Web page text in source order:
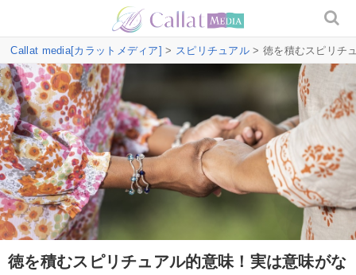
Callat media[カラットメディア] > スピリチュアル > 徳を積むスピリチ
徳を積むスピリチュアル的意味！実は意味がな